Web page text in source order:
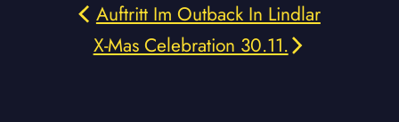
Auftritt Im Outback In Lindlar
X-Mas Celebration 30.11.